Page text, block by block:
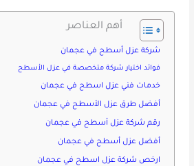
أهم العناصر
شركة عزل أسطح في عجمان
فوائد اختيار شركة متخصصة في عزل الأسطح
خدمات فني عزل اسطح في عجمان
أفضل طرق عزل الأسطح في عجمان
رقم شركة عزل أسطح في عجمان
أفضل عزل أسطح في عجمان
ارخص شركة عزل اسطح في عجمان